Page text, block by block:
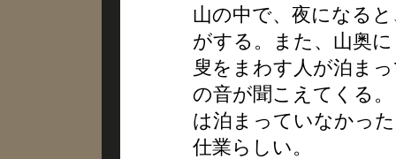
山の中で、夜になる
がする。また、山奥
叟をまわす人が泊ま
の音が聞こえてくる
は泊まっていなかっ
仕業らしい。